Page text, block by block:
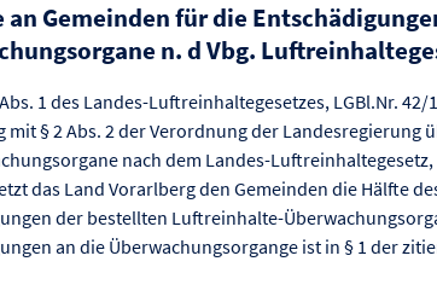
an Gemeinden für die
n. d Vbg.
1 des Landes-Luftreinhaltegesetzes, LGBl.Nr. 42/
mit § 2 Abs. 2 der Verordnung der Landesregierung
nach dem Landes-Luftreinhaltegesetz,
das Land Vorarlberg den Gemeinden die Hälfte
der bestellten Luftreinhalte-
an die Überwachungsorgange ist in § 1 der